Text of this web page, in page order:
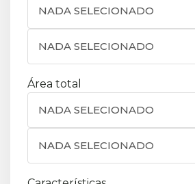
NADA SELECIONADO
NADA SELECIONADO
Área total
NADA SELECIONADO
NADA SELECIONADO